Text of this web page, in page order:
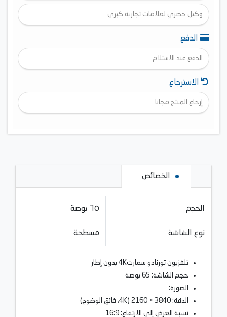
وكيل حصري لعلامات تجارية كبرى
الدفع
الدفع عند الاستلام
الاسترجاع
إرجاع المنتج مجانا
الخصائص
الحجم ٦٥ بوصة
نوع الشاشة مسطحة
تلفزيون تورنادو سمارت4K بدون إطار
حجم الشاشة: 65 بوصة
الصورة:
الدقة: 3840 × 2160 (4K، فائق الوضوح)
نسبة العرض إلى الارتفاع: 16:9